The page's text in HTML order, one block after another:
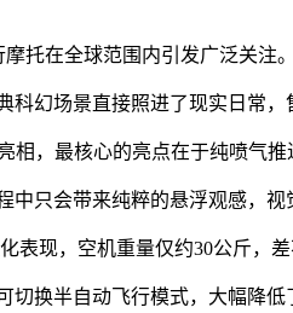
托在全球范围内引发广泛关注。
幻场景直接照进了现实日常，
相，最核心的亮点在于纯喷气
只会带来纯粹的悬浮观感，视
现，空机重量仅约30公斤，
换半自动飞行模式，大幅降低